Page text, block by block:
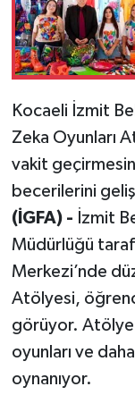
Kocaeli İzmit
Zeka Oyunları
vakit
becerilerini
(İGFA) - İzmit
Müdürlüğü
Merkezi’nde
Atölyesi,
görüyor.
oyunları ve
oynanıyor.